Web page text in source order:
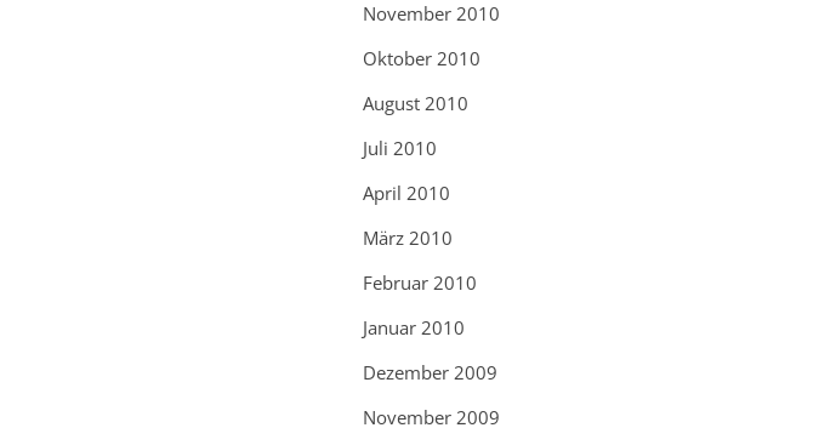
November 2010
Oktober 2010
August 2010
Juli 2010
April 2010
März 2010
Februar 2010
Januar 2010
Dezember 2009
November 2009